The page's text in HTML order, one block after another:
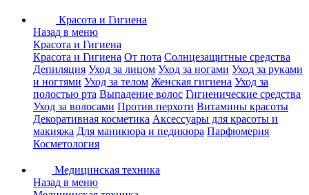
Красота и Гигиена
Назад в меню
Красота и Гигиена
Красота и Гигиена От пота Солнцезащитные средства
Депиляция Уход за лицом Уход за ногами Уход за руками
и ногтями Уход за телом Женская гигиена Уход за
полостью рта Выпадение волос Гигиенические средства
Уход за волосами Против перхоти Витамины красоты
Декоративная косметика Аксессуары для красоты и
макияжа Для маникюра и педикюра Парфюмерия
Косметология
Медицинская техника
Назад в меню